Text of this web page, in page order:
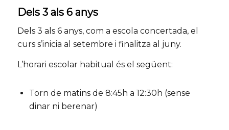
Dels 3 als 6 anys
Dels 3 als 6 anys, com a escola concertada, el
curs s’inicia al setembre i finalitza al juny.
L’horari escolar habitual és el següent:
Torn de matins de 8:45h a 12:30h (sense
dinar ni berenar)